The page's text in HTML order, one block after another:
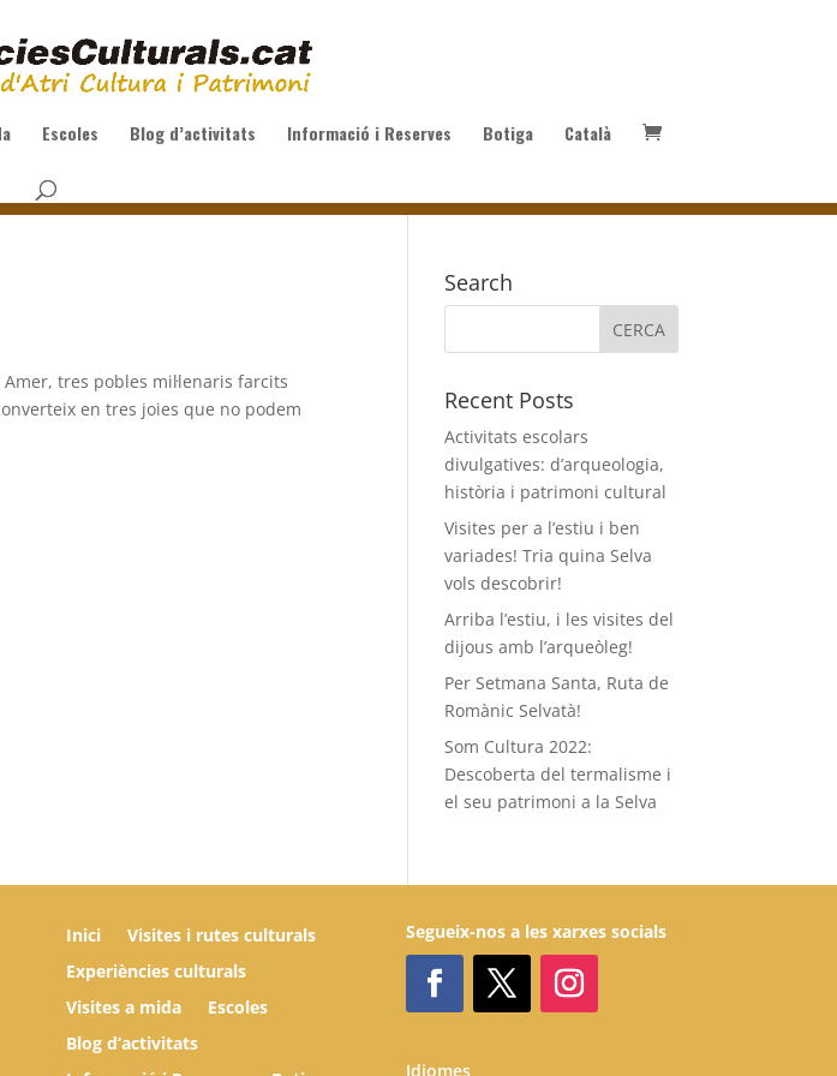
Escoles Blog d’activitats Informació i Reserves Botiga Català
tres pobles mil·lenaris farcits
en tres joies que no podem
Search
Recent Posts
Activitats escolars
divulgatives: d’arqueologia,
història i patrimoni cultural
Visites per a l’estiu i ben
variades! Tria quina Selva
vols descobrir!
Arriba l’estiu, i les visites del
dijous amb l’arqueòleg!
Per Setmana Santa, Ruta de
Romànic Selvatà!
Som Cultura 2022:
Descoberta del termalisme i
el seu patrimoni a la Selva
Inici
Visites i rutes culturals
Experiències culturals
Visites a mida
Escoles
Blog d’activitats
Segueix-nos a les xarxes socials
Idiomes